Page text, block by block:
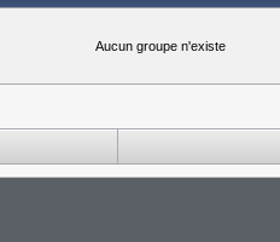
Aucun groupe n'existe